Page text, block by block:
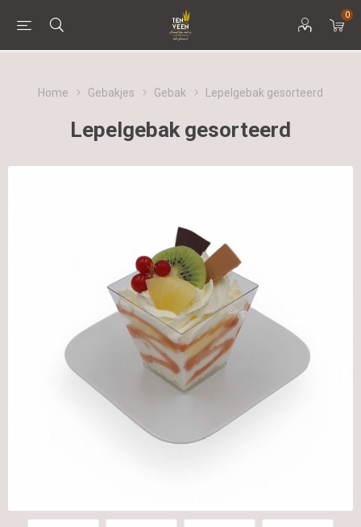
0
Home Gebakjes Gebak Lepelgebak gesorteerd
Lepelgebak gesorteerd